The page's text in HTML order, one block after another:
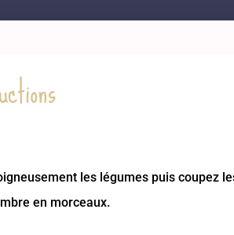
les légumes puis coupez
en morceaux.